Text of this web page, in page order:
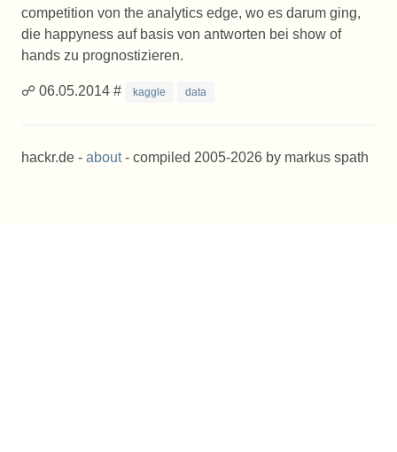
competition von the analytics edge, wo es darum ging,
die happyness auf basis von antworten bei show of
hands zu prognostizieren.
☍ 06.05.2014 # kaggle data
hackr.de - about- compiled 2005-2026 by markus spath